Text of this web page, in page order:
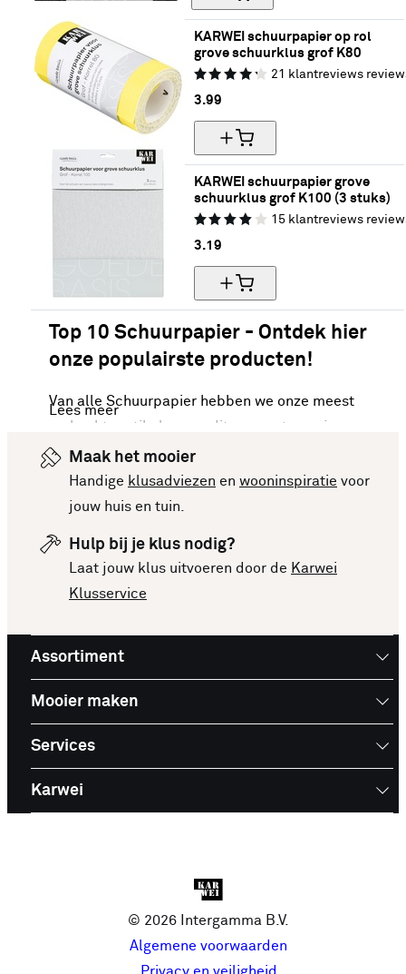
KARWEI schuurpapier op rol
grove schuurklus grof K80
21 klantreviews
3.99
KARWEI schuurpapier grove
schuurklus grof K100 (3 stuks)
15 klantreviews
3.19
Top 10 Schuurpapier - Ontdek hier
onze populairste producten!
Van alle Schuurpapier hebben we onze meest
verkochte artikelen van dit moment voor je op een
rijtje gezet. Vergelijk makkelijk de specificaties
en prijzen om een goede keuze te kunnen maken.
Deze lijst is altijd up-to-date, zodat je meteen op
producten. Bekijk de top 10 Schuurpapier en laat
je inspireren voor je volgende aankoop!
Lees meer
Maak het mooier
Handige klusadviezen en wooninspiratie voor
jouw huis en tuin.
Hulp bij je klus nodig?
Laat jouw klus uitvoeren door de Karwei
Klusservice
Assortiment
Mooier maken
Services
Karwei
© 2026 Intergamma B.V.
Algemene voorwaarden